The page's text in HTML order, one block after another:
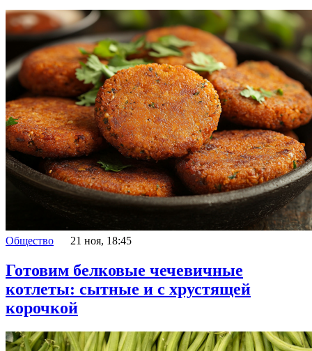
Общество 21 ноя, 18:45
Готовим белковые чечевичные
котлеты: сытные и с хрустящей
корочкой